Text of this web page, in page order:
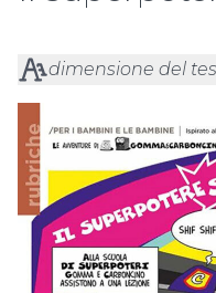
dimensione del